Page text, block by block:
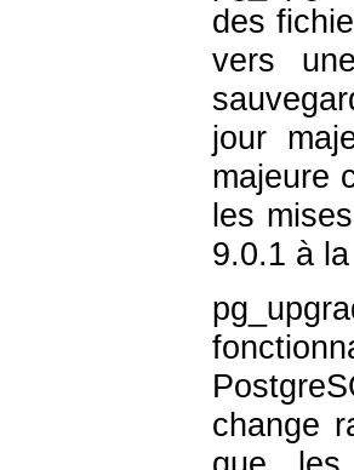
des
vers
jour
majeure
les
9.0.1 à
change